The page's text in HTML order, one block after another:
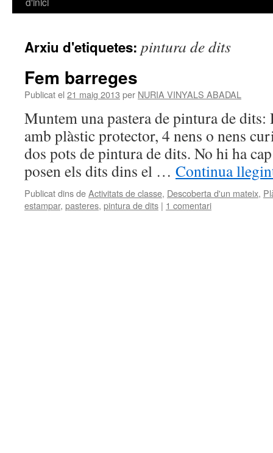
Arxiu d'etiquetes: pintura de dits
Fem barreges
Publicat el 21 maig 2013 per NURIA VINYALS ABADAL
Muntem una pastera de pintura de dits:
amb plàstic protector, 4 nens o nens
dos pots de pintura de dits. No hi ha
posen els dits dins el … Continua
Publicat dins deActivitats de classe, Descoberta d'un mateix,
estampar, pasteres, pintura de dits | 1 comentari